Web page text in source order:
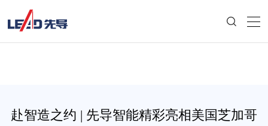
赴智造之约 | 先导智能精彩亮相美国芝加哥